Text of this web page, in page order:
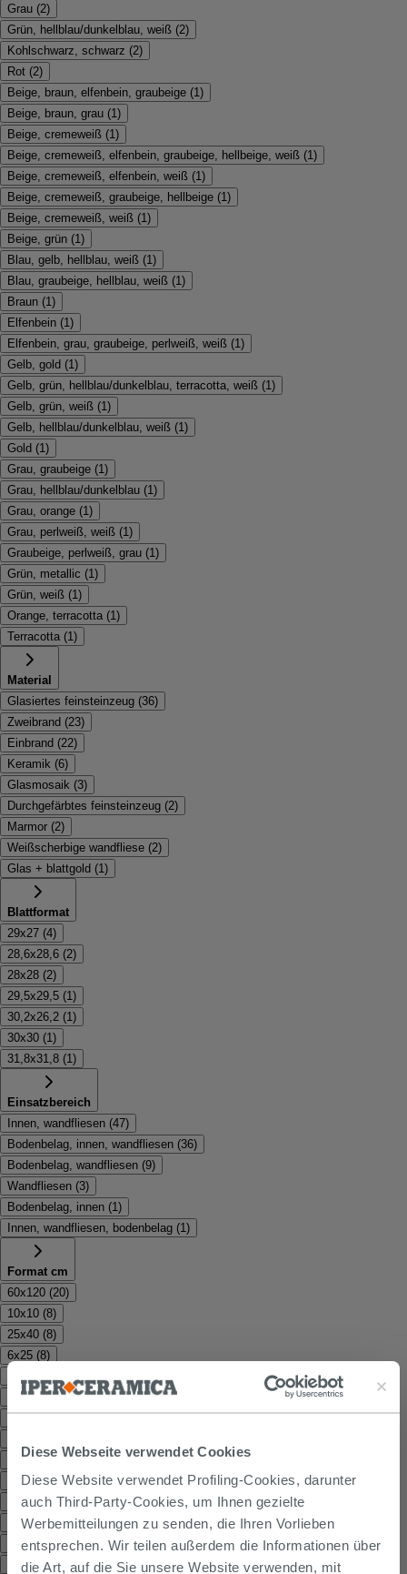
Diese Webseite verwendet Cookies
Diese Website verwendet Profiling-Cookies, darunter
auch Third-Party-Cookies, um Ihnen gezielte
Werbemitteilungen zu senden, die Ihren Vorlieben
entsprechen. Wir teilen außerdem die Informationen über
die Art, auf die Sie unsere Website verwenden, mit
Grau (2)
Grün, hellblau/dunkelblau, weiß (2)
Kohlschwarz, schwarz (2)
Rot (2)
Beige, braun, elfenbein, graubeige (1 )
Beige, braun, grau (1 )
Beige, cremeweiß (1 )
Beige, cremeweiß, elfenbein, graubeige, hellbeige, weiß (1 )
Beige, cremeweiß, elfenbein, weiß (1 )
Beige, cremeweiß, graubeige, hellbeige (1 )
Beige, cremeweiß, weiß (1 )
Beige, grün (1 )
Blau, gelb, hellblau, weiß (1 )
Blau, graubeige, hellblau, weiß (1 )
Braun (1 )
Elfenbein (1 )
Elfenbein, grau, graubeige, perlweiß, weiß (1 )
Gelb, gold (1 )
Gelb, grün, hellblau/dunkelblau, terracotta, weiß (1 )
Gelb, grün, weiß (1 )
Gelb, hellblau/dunkelblau, weiß (1 )
Gold (1 )
Grau, graubeige (1 )
Grau, hellblau/dunkelblau (1 )
Grau, orange (1 )
Grau, perlweiß, weiß (1 )
Graubeige, perlweiß, grau (1 )
Grün, metallic (1 )
Grün, weiß (1 )
Orange, terracotta (1 )
Terracotta (1 )
Material
Glasiertes feinsteinzeug (36)
Zweibrand (23)
Einbrand (22)
Keramik (6)
Glasmosaik (3)
Durchgefärbtes feinsteinzeug (2)
Marmor (2)
Weißscherbige wandfliese (2)
Glas + blattgold (1 )
Blattformat
29x27 (4)
28,6x28,6 (2)
28x28 (2)
29,5x29,5 (1 )
30,2x26,2 (1 )
30x30 (1 )
31,8x31,8 (1 )
Einsatzbereich
Innen, wandfliesen (47)
Bodenbelag, innen, wandfliesen (36)
Bodenbelag, wandfliesen (9)
Wandfliesen (3)
Bodenbelag, innen (1 )
Innen, wandfliesen, bodenbelag (1 )
Format cm
60x120 (20)
10x10 (8)
25x40 (8)
6x25 (8)
20x60 (7)
60x60(6)
5x25(3)
20,1x20,1 (2)
25x25( 2
30x90(2)
35x70(2)
7,5x30 ( 2)